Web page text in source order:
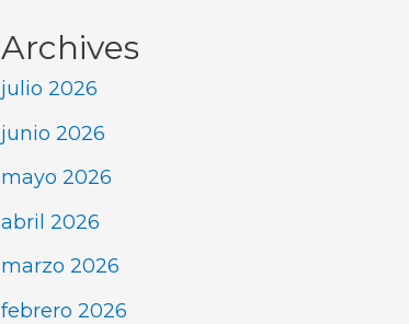
Archives
julio 2026
junio 2026
mayo 2026
abril 2026
marzo 2026
febrero 2026